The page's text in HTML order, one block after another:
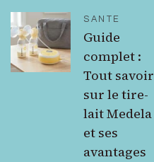
SANTE
Guide
complet :
Tout savoir
sur le tire-
lait Medela
et ses
avantages